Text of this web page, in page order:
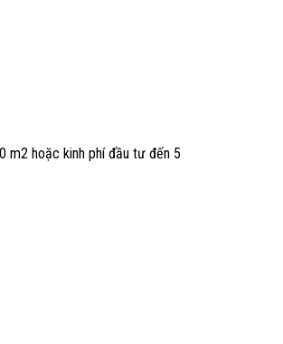
m2 hoặc kinh phí đầu tư đến 5